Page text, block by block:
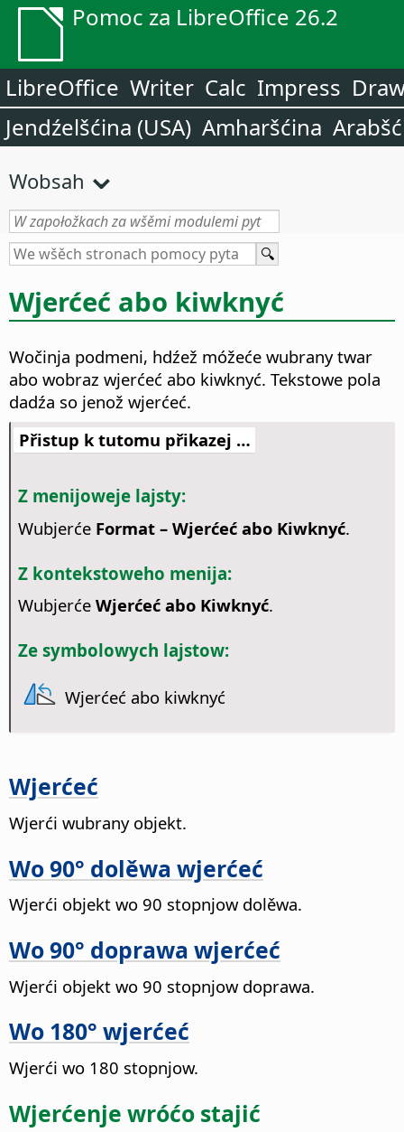
Pomoc za LibreOffice 26.2
LibreOffice Writer Calc Impress
Jendźelšćina (USA) Amharšćina
Wobsah
Wjerćeć abo kiwknyć
Wočinja podmeni, hdźež móžeće wubrany twar
abo wobraz wjerćeć abo kiwknyć. Tekstowe pola
dadźa so jenož wjerćeć.
Přistup k tutomu přikazej …
Z menijoweje lajsty:
Wubjerće Format – Wjerćeć abo Kiwknyć.
Z kontekstoweho menija:
Wubjerće Wjerćeć abo Kiwknyć.
Ze symbolowych lajstow:
Wjerćeć abo kiwknyć
Wjerćeć
Wjerći wubrany objekt.
Wo 90° dolěwa wjerćeć
Wjerći objekt wo 90 stopnjow dolěwa.
Wo 90° doprawa wjerćeć
Wjerći objekt wo 90 stopnjow doprawa.
Wo 180° wjerćeć
Wjerći wo 180 stopnjow.
Wjerćenje wróćo stajić